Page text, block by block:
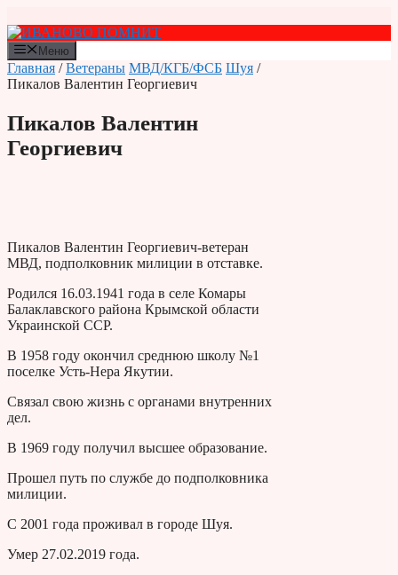
к
содержимому
Меню
Главная /Ветераны МВД/КГБ/ФСБ Шуя /
Пикалов Валентин Георгиевич
Пикалов Валентин
Георгиевич
Пикалов Валентин Георгиевич-ветеран
МВД, подполковник милиции в отставке.
Родился 16.03.1941 года в селе Комары
Балаклавского района Крымской области
Украинской ССР.
В 1958 году окончил среднюю школу №1
поселке Усть-Нера Якутии.
Связал свою жизнь с органами внутренних
дел.
В 1969 году получил высшее образование.
Прошел путь по службе до подполковника
милиции.
С 2001 года проживал в городе Шуя.
Умер 27.02.2019 года.